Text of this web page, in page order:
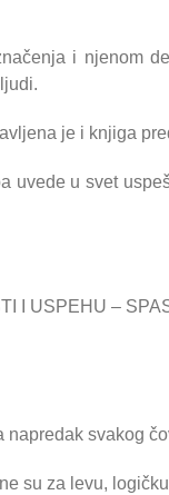
i njenom
je i knjiga
uvede u svet
I USPEHU –
svakog
su za levu,